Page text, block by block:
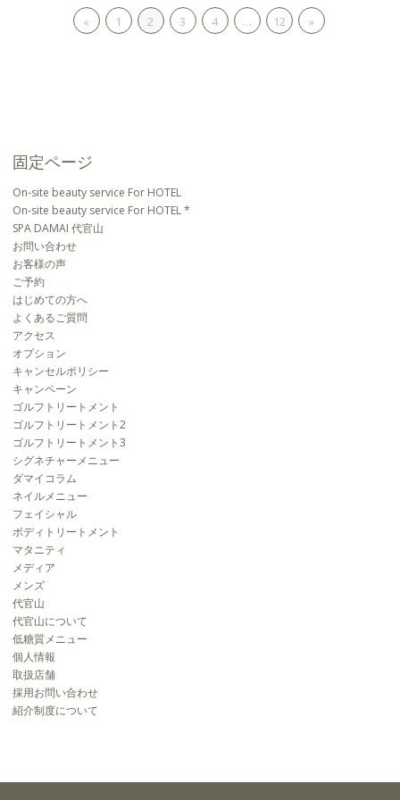
« 1 2 3 4 … 12 »
固定ページ
On-site beauty service For HOTEL
On-site beauty service For HOTEL *
SPA DAMAI 代官山
お問い合わせ
お客様の声
ご予約
はじめての方へ
よくあるご質問
アクセス
オプション
キャンセルポリシー
キャンペーン
ゴルフトリートメント
ゴルフトリートメント2
ゴルフトリートメント3
シグネチャーメニュー
ダマイコラム
ネイルメニュー
フェイシャル
ボディトリートメント
マタニティ
メディア
メンズ
代官山
代官山について
低糖質メニュー
個人情報
取扱店舗
採用お問い合わせ
紹介制度について